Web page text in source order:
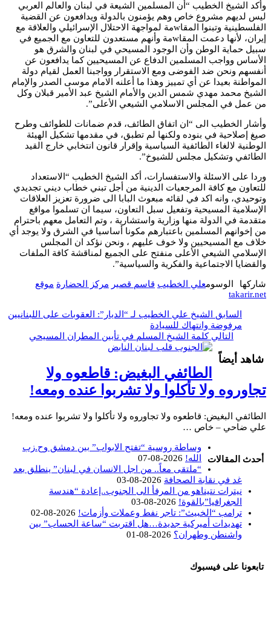
وأكد الشيخ الخطيب “أن المسلمين الشيعة في لبنان والعالم العربي
ليس لديهم مشروع خاص وهم يؤمنون بالدولة ويدافعون عن القضية
الفلسطينية وتبنوا المقاwمة لمواجهة الاحتلال الإسرائيلي والعلاقة مع
إيران، لأنها دعمت المقاwمة وأنهم مستعدون للتعاون مع الجميع في
سبيل حماية الوطن وأن الوجود المسيحي في لبنان والشرق هو
الأساس وواجب المسلمين الدفاع عن المسيحيين كما يدافعون عن
أنفسهم ونحن ضد الفوضى ومع الاستقرار وواجبنا العمل لقيام دولة
المواطنة بعيدا عن أي تمييز وهذا ما أعلنه الامام موسى الصدر والإمام
الشيخ محمد مهدي شمس الدين والأمام الشيخ عبد الأمير قبلان وكل
من عمل في المجلس الاسلامي الشيعي الأعلى”.
وأشار الخطيب الى “ان اتفاق الطائف، قدم ضمانات للطوائف وطرح
صيغ إصلاحية في بنوده ولكنها لم تطبق، في مقدمها تشكيل الهيئة
الوطنية لالغاء الطائفية السياسية وإقرار قانون انتخابي خارج القيد
الطائفي وتشكيل مجلس للشيوخ”.
وردا على الاسئلة والاستفسارات، أكد الشيخ الخطيب “الاستعداد
للتعاون مع كافة المرجعيات الدينية من أجل تبني خطاب ديني تجديدي
وتوحيدي، وانه اكد في لقائه مبعوث البابا الى ضرورة تعزيز العلاقات
الإسلامية المسيحية وتفعيل سبل التعاون، سيما ان تسلموا مواقع
متقدمة في الدولة منها وزارية واستشارية ، وتم التعامل معهم باحترام
من إخوانهم المسلمين باعتبارهم مكونا أساسيا في الشرق ولا يوجد أي
خلاف مع المسيحيين ولا خوف عليهم ، ونحن نؤكد ان المجلس
الإسلامي الشيعي الأعلى منفتح على الجميع لمناقشة كافة الملفات
والقضايا الاجتماعية والفكرية والسياسية”.
شاركها الوسومعلي الخطيب قاسم قصير مركز الحضارة موقع
takarir.net
السابق الشيخ علي الخطيب لـ “الديار”: العقوبات على اللبنانيين
مرفوضة وانتهاك للسيادة
التالي كلمة الشيخ المسلم في تأبين المطران المسيحي
شاهد أيضاً
الطائفي البغيض: قاطعوه ولا
تجاوروه ولا تأكلوا ولا تشربوا عنده ومعه!
الطائفي البغيض: قاطعوه ولا تجاوروه ولا تأكلوا ولا تشربوا عنده ومعه!
علي ضاحي – خاص …
أحدث المقالات
وساطة روسية “تفتح الابواب” بين دمشق وح.زب
الله! 2026-08-07
“ملتقى معاً.. من اجل الانسان في لبنان” ينطلق بعد
غد في نقابة الصحافة 2026-08-03
نيترات نتيناهو من المرفأ الى الجنوب..إعادة “هندسة
الجغرافيا”بالقوة! 2026-08-03
ترامب “الخبيث”: تاجر نفط وعملات وأزمات! 2026-08-02
تهديدات أميركية جديدة…هل اقتربت “ساعة الحساب” بين
واشنطن وطهران؟ 2026-08-01
تابعونا على فيسبوك